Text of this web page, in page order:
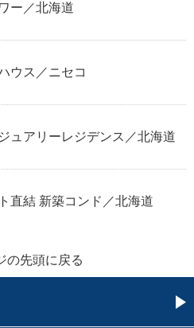
ー／北海道
ウス／ニセコ
ュアリーレジデンス／北海道
直結 新築コンド／北海道
の先頭に戻る